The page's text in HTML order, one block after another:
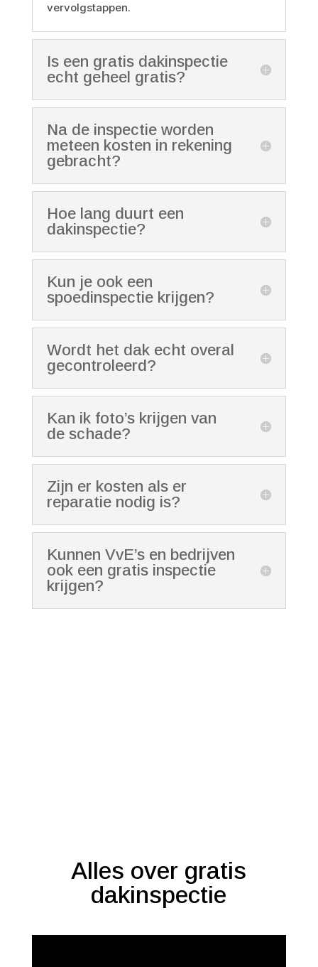
vervolgstappen.
Is een gratis dakinspectie
echt geheel gratis?
Na de inspectie worden
meteen kosten in rekening
gebracht?
Hoe lang duurt een
dakinspectie?
Kun je ook een
spoedinspectie krijgen?
Wordt het dak echt overal
gecontroleerd?
Kan ik foto’s krijgen van
de schade?
Zijn er kosten als er
reparatie nodig is?
Kunnen VvE’s en bedrijven
ook een gratis inspectie
krijgen?
Alles over gratis
dakinspectie